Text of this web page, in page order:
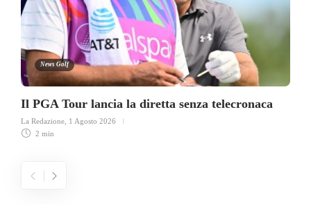
News Golf
Il PGA Tour lancia la diretta senza telecronaca
La Redazione, 1 Agosto 2026
2 min